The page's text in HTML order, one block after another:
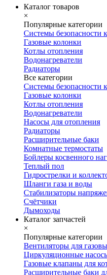
Каталог товаров
×
Популярные категории
Системы безопасности
Газовые колонки
Котлы отопления
Водонагреватели
Радиаторы
Все категории
Системы безопасности
Газовые колонки
Котлы отопления
Водонагреватели
Насосы для отопления
Радиаторы
Расширительные баки
Комнатные термостаты
Бойлеры косвенного
Теплый пол
Гидрострелки и
Шланги газа и воды
Стабилизаторы
Счётчики
Дымоходы
Каталог запчастей
×
Популярные категории
Вентиляторы для
Циркуляционные
Газовые клапаны для
Расширительные баки